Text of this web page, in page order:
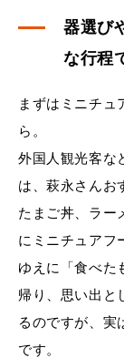
器選び
な行程
まずはミニチュ
ら。
外国人観光客な
は、萩永さんお
たまご丼、ラー
にミニチュアフ
ゆえに「食べた
帰り、思い出と
るのですが、実
です。